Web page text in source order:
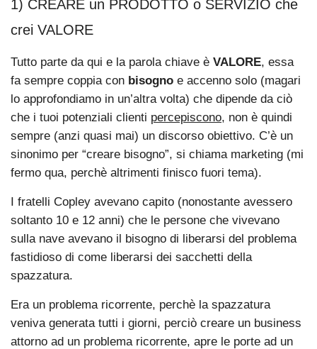
1) CREARE un PRODOTTO o SERVIZIO che
crei VALORE
Tutto parte da qui e la parola chiave è VALORE, essa
fa sempre coppia con bisogno e accenno solo (magari
lo approfondiamo in un’altra volta) che dipende da ciò
che i tuoi potenziali clienti percepiscono, non è quindi
sempre (anzi quasi mai) un discorso obiettivo. C’è un
sinonimo per “creare bisogno”, si chiama marketing (mi
fermo qua, perchè altrimenti finisco fuori tema).
I fratelli Copley avevano capito (nonostante avessero
soltanto 10 e 12 anni) che le persone che vivevano
sulla nave avevano il bisogno di liberarsi del problema
fastidioso di come liberarsi dei sacchetti della
spazzatura.
Era un problema ricorrente, perchè la spazzatura
veniva generata tutti i giorni, perciò creare un business
attorno ad un problema ricorrente, apre le porte ad un